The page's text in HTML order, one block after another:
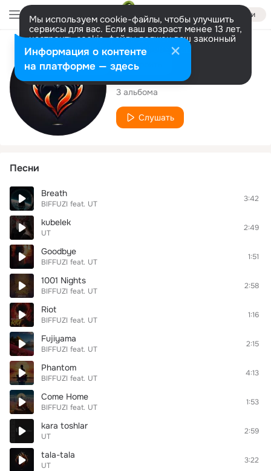
Войти
Мы используем cookie-файлы, чтобы улучшить
сервисы для вас. Если ваш возраст менее 13 лет,
настроить cookie-файлы должен ваш законный
представитель. Больше информации
Разрешить все Настроить
Исполнитель
UT
3 альбома
Слушать
Песни
Breath
BIFFUZI feat. UT
3:42
kubelek
UT
2:49
Goodbye
BIFFUZI feat. UT
1:51
1001 Nights
BIFFUZI feat. UT
2:58
Riot
BIFFUZI feat. UT
1:16
Fujiyama
BIFFUZI feat. UT
2:15
Phantom
BIFFUZI feat. UT
4:13
Come Home
BIFFUZI feat. UT
1:53
kara toshlar
UT
2:59
tala-tala
UT
3:22
Информация о контенте
на платформе — здесь